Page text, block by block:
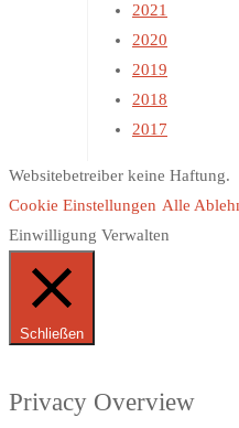
2021
2020
2019
2018
2017
Websitebetreiber keine Haftung.
Cookie Einstellungen Alle
Einwilligung Verwalten
Schließen
Privacy Overview